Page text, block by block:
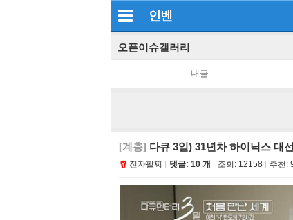
인벤
오픈이슈갤러리
내글
[계층] 다큐 3일) 31년차 하이닉스 대
전자팔찌 댓글: 10 개 조회: 12158 추천: